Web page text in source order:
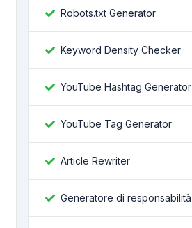
Robots.txt Generator
Keyword Density Checker
YouTube Hashtag Generator
YouTube Tag Generator
Article Rewriter
Generatore di responsabilità